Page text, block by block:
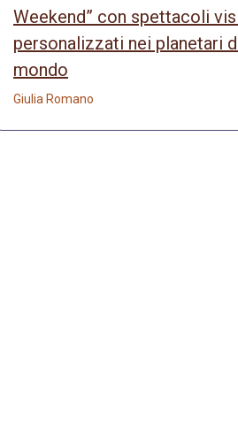
Weekend” con spettacoli
personalizzati nei planetari
mondo
Giulia Romano